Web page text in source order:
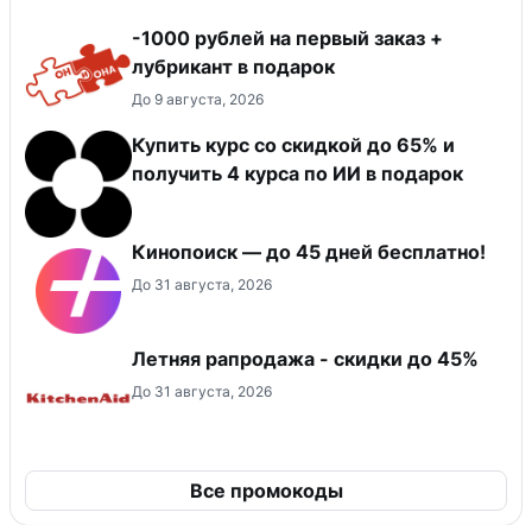
-1000 рублей на первый заказ +
лубрикант в подарок
До 9 августа, 2026
Купить курс со скидкой до 65% и
получить 4 курса по ИИ в подарок
Кинопоиск — до 45 дней бесплатно!
До 31 августа, 2026
Летняя рапродажа - скидки до 45%
До 31 августа, 2026
Все промокоды